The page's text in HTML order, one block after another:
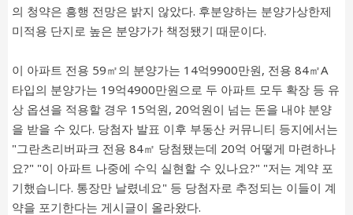
의 청약은 흥행 전망은 밝지 않았다. 후분양하는 분양가상한제
미적용 단지로 높은 분양가가 책정됐기 때문이다.
이 아파트 전용 59㎡의 분양가는 14억9900만원, 전용 84㎡A
타입의 분양가는 19억4900만원으로 두 아파트 모두 확장 등 유
상 옵션을 적용할 경우 15억원, 20억원이 넘는 돈을 내야 분양
을 받을 수 있다. 당첨자 발표 이후 부동산 커뮤니티 등지에서는
"그란츠리버파크 전용 84㎡ 당첨됐는데 20억 어떻게 마련하나
요?" "이 아파트 나중에 수익 실현할 수 있나요?" "저는 계약 포
기했습니다. 통장만 날렸네요" 등 당첨자로 추정되는 이들이 계
약을 포기한다는 게시글이 올라왔다.